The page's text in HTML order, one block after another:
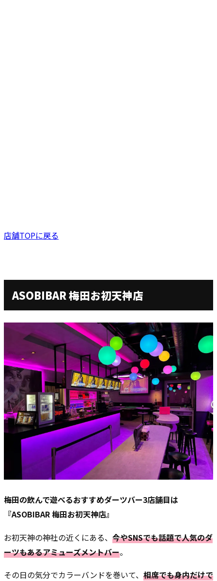
店舗TOPに戻る
ASOBIBAR 梅田お初天神店
梅田の飲んで遊べるおすすめダーツバー3店舗目は
『ASOBIBAR 梅田お初天神店』
お初天神の神社の近くにある、 今やSNSでも話題で人気のダ
ーツもあるアミューズメントバー。
その日の気分でカラーバンドを巻いて、 相席でも身内だけで